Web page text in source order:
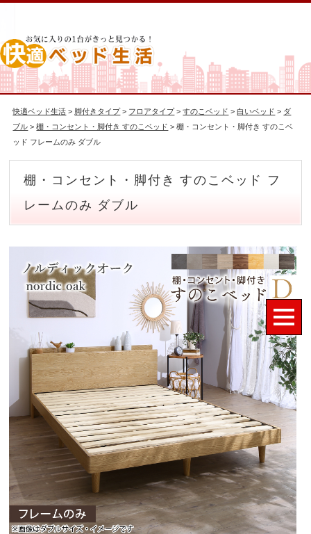
快適ベッド生活 > 脚付きタイプ > フロアタイプ >すのこベッド >白いベッド > ダ
ブル >棚・コンセント・脚付き すのこベッド > 棚・コンセント・脚付き すのこベ
ッド フレームのみ ダブル
棚・コンセント・脚付き すのこベッド フ
レームのみ ダブル